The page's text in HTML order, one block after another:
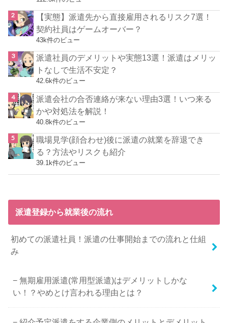
【実態】派遣先から直接雇用されるリスク7選！
契約社員はゲームオーバー？
43k件のビュー
派遣社員のデメリットや実態13選！派遣はメリッ
トなしで生活不安定？
42.6k件のビュー
派遣会社の合否連絡が来ない理由3選！いつ来る
かや対処法を解説！
40.8k件のビュー
職場見学(顔合わせ)後に派遣の就業を辞退でき
る？方法やリスクも紹介
39.1k件のビュー
派遣登録から就業後の流れ
初めての派遣社員！派遣の仕事開始までの流れと仕組
み
無期雇用派遣(常用型派遣)はデメリットしかな
い！？やめとけ言われる理由とは？